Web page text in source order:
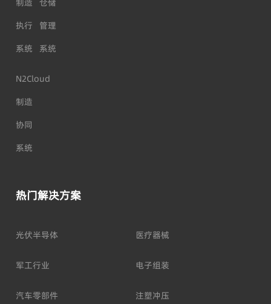
执行
系统
管理
系统
N2Cloud
制造
协同
系统
热门解决方案
光伏半导体 医疗器械
军工行业 电子组装
汽车零部件 注塑冲压